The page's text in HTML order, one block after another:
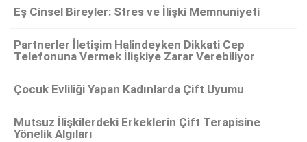
Eş Cinsel Bireyler: Stres ve İlişki Memnuniyeti
Partnerler İletişim Halindeyken Dikkati Cep
Telefonuna Vermek İlişkiye Zarar Verebiliyor
Çocuk Evliliği Yapan Kadınlarda Çift Uyumu
Mutsuz İlişkilerdeki Erkeklerin Çift Terapisine
Yönelik Algıları